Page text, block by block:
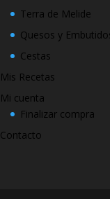
Terra de Melide
Quesos y
Cestas
Mis Recetas
Mi cuenta
Finalizar compra
Contacto